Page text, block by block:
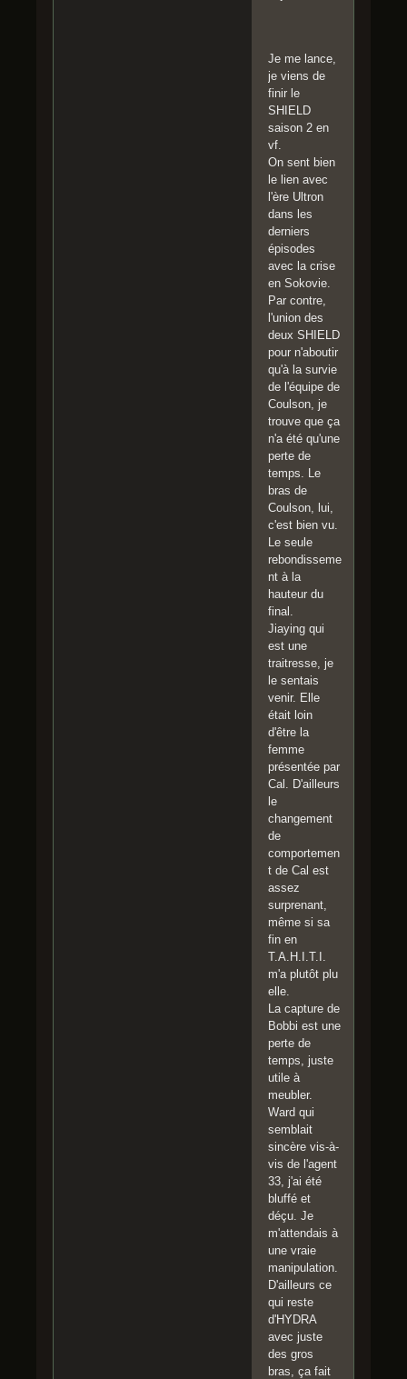
Je me lance,
je viens de
finir le
SHIELD
saison 2 en
vf.
On sent bien
le lien avec
l'ère Ultron
dans les
derniers
épisodes
avec la crise
en Sokovie.
Par contre,
l'union des
deux SHIELD
pour n'aboutir
qu'à la survie
de l'équipe de
Coulson, je
trouve que ça
n'a été qu'une
perte de
temps. Le
bras de
Coulson, lui,
c'est bien vu.
Le seule
rebondisseme
nt à la
hauteur du
final.
Jiaying qui
est une
traitresse, je
le sentais
venir. Elle
était loin
d'être la
femme
présentée par
Cal. D'ailleurs
le
changement
de
comportemen
t de Cal est
assez
surprenant,
même si sa
fin en
T.A.H.I.T.I.
m'a plutôt plu
elle.
La capture de
Bobbi est une
perte de
temps, juste
utile à
meubler.
Ward qui
semblait
sincère vis-à-
vis de l'agent
33, j'ai été
bluffé et
déçu. Je
m'attendais à
une vraie
manipulation.
D'ailleurs ce
qui reste
d'HYDRA
avec juste
des gros
bras, ça fait